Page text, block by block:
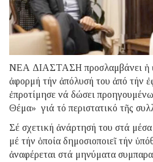
ΝΕΑ ΔΙΑΣΤΑΣΗ προσλαμβάνει ἡ
ἀφορμή τήν ἀπόλυσή του ἀπό τήν
ἐπροτίμησε νά δώσει
Θέμα» γιά τό περιστατικό τῆς
Σέ σχετική ἀνάρτησή του στά
μέ τήν ὁποία δημοσιοποιεῖ τήν
ἀναφέρεται στά μηνύματα